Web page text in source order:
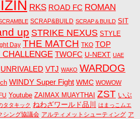
RKS ROAD FC ROMAN
SCRAP&BUILD SCRAP＆BUILD SIT
up STRIKE NEXUS STYLE
Day THE MATCH TKO TOP
CHALLENGE TWOFC U-NEXT UAE
UNRIVALED VTJ WAKO WARDOG
WINDY Super Fight WMC WOWOW
Youtube ZAIMAX MUAYTHAI ZST いぶ
タタキック ねわざワールド品川
はまっこムエ
シング協議会 アルティメットシューティング ア